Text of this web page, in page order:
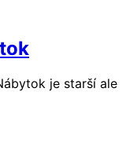
je starší ale